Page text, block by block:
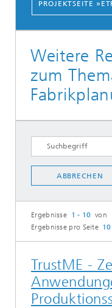
PROJEKTSEITE
Weitere
zum
ABBRECHEN
Ergebnisse 1 - 10 von
Ergebnisse pro Seite 10
TrustME -